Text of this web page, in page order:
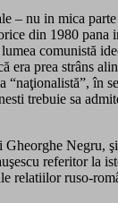
– nu in mica
din 1980
comunistă
prea strâns
în
trebuie sa
Negru,
referitor la
relatiilor ruso-